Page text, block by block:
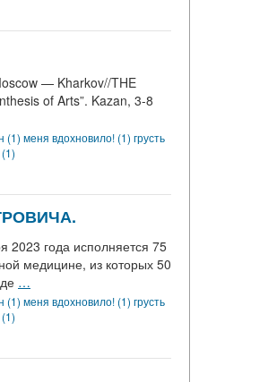
— Kharkov//THE
of Arts”. Kazan, 3-8
(1) меня вдохновило! (1) грусть
года исполняется 75
медицине, из которых 50
…
(1) меня вдохновило! (1) грусть